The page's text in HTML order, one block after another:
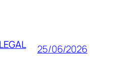
25/06/2026